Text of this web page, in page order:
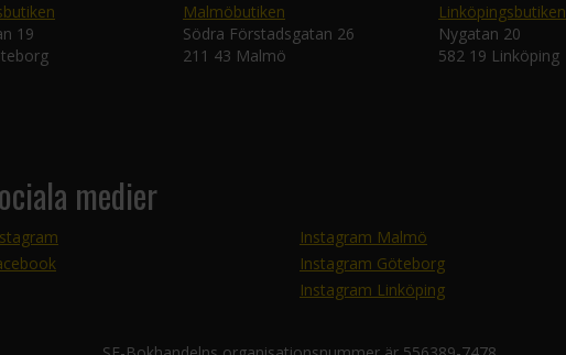
19
Malmöbutiken
Södra Förstadsgatan 26
211 43 Malmö
Linköpingsbutiken
Nygatan 20
582 19 Linköping
medier
Instagram Malmö
Instagram Göteborg
Instagram Linköping